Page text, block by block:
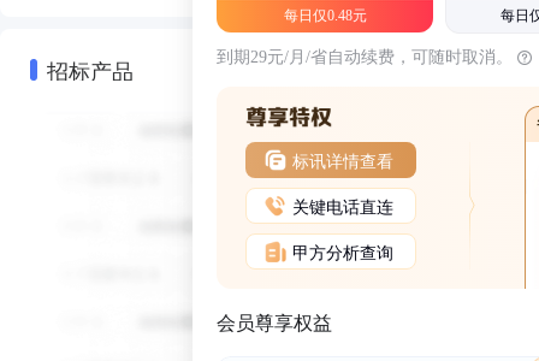
招标产品
每日仅0.48元 每日
到期29元/月/省自动续费，可随时取消。
标讯详情查看
关键电话直连
甲方分析查询
会员尊享权益